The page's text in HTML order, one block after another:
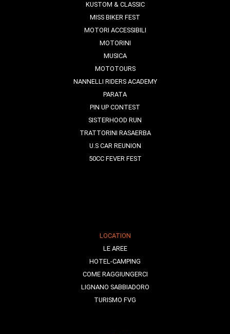
KUSTOM & CLASSIC
MISS BIKER FEST
MOTORI ACCESSIBILI
MOTORINI
MUSICA
MOTOTOURS
NANNELLI RIDERS ACADEMY
PARATA
PIN UP CONTEST
SISTERHOOD RUN
TRATTORINI RASAERBA
U.S CAR REUNION
50CC FEVER FEST
LOCATION
LE AREE
HOTEL-CAMPING
COME RAGGIUNGERCI
LIGNANO SABBIADORO
TURISMO FVG